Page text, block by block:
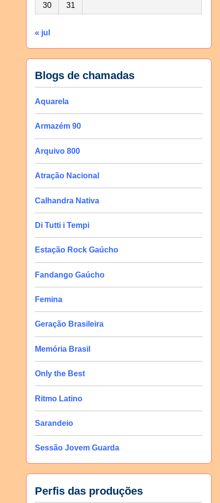
30 31
« jul
Blogs de chamadas
Aquarela
Armazém 90
Arquivo 800
Atração Nacional
Calhandra Nativa
Di Tutti i Tempi
Estação Rock Gaúcho
Fandango Gaúcho
Femina
Geração Brasileira
Memória Brasil
Only the Best
Ritmo Latino
Sarandeio
Sessão Jovem Guarda
Perfis das produções